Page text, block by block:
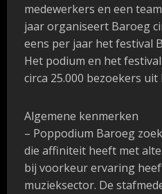
medewerkers en een
jaar organiseert Baroeg
eens per jaar het festival
Het podium en het
circa 25.000 bezoekers
Algemene kenmerken
– Poppodium Baroeg
die affiniteit heeft met
bij voorkeur ervaring
muzieksector. De